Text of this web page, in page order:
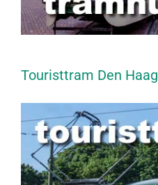
Touristtram Den Haag